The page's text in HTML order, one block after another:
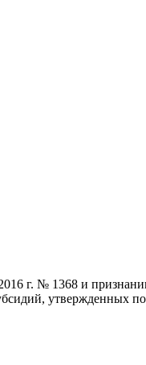
г. № 1368 и
утвержденных